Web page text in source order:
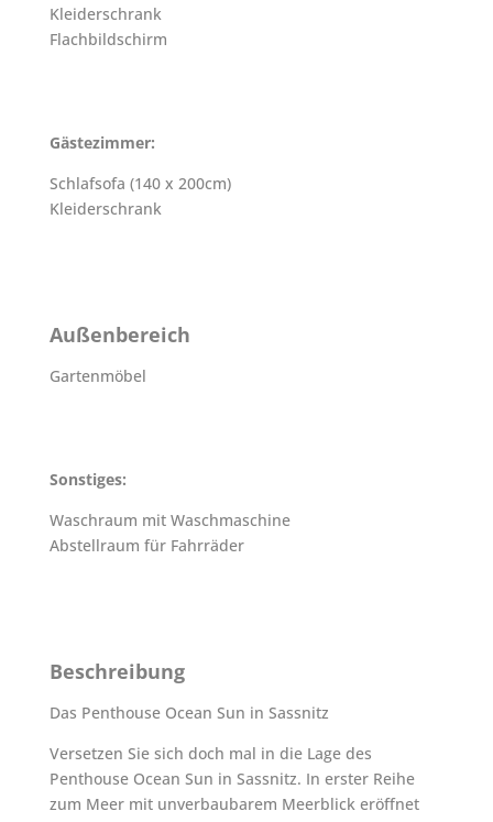
Kleiderschrank
Flachbildschirm
Gästezimmer:
Schlafsofa (140 x 200cm)
Kleiderschrank
Außenbereich
Gartenmöbel
Sonstiges:
Waschraum mit Waschmaschine
Abstellraum für Fahrräder
Beschreibung
Das Penthouse Ocean Sun in Sassnitz
Versetzen Sie sich doch mal in die Lage des
Penthouse Ocean Sun in Sassnitz. In erster Reihe
zum Meer mit unverbaubarem Meerblick eröffnet